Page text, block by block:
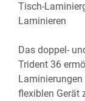
Tisch-
Laminieren
Das doppel-
Trident 36
flexiblen Gerät